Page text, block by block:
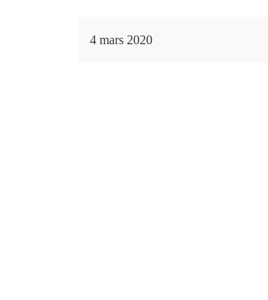
bo tte
4 mars 2020